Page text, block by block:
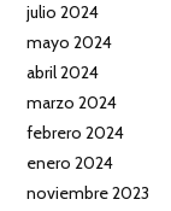
julio 2024
mayo 2024
abril 2024
marzo 2024
febrero 2024
enero 2024
noviembre 2023